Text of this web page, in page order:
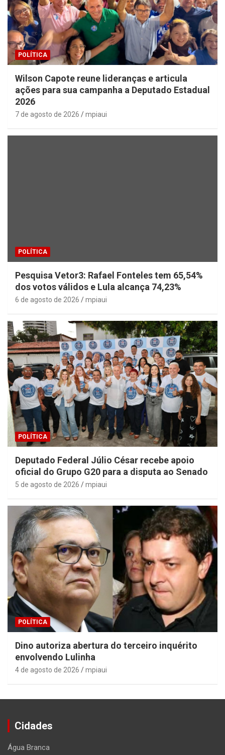
POLÍTICA
Wilson Capote reune lideranças e articula
ações para sua campanha a Deputado Estadual
2026
7 de agosto de 2026 mpiaui
POLÍTICA
Pesquisa Vetor3: Rafael Fonteles tem 65,54%
dos votos válidos e Lula alcança 74,23%
6 de agosto de 2026 mpiaui
POLÍTICA
Deputado Federal Júlio César recebe apoio
oficial do Grupo G20 para a disputa ao Senado
5 de agosto de 2026 mpiaui
POLÍTICA
Dino autoriza abertura do terceiro inquérito
envolvendo Lulinha
4 de agosto de 2026 mpiaui
Cidades
Água Branca